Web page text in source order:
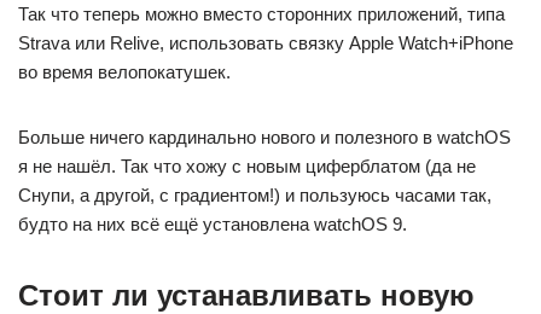
Так что теперь можно вместо сторонних приложений, типа
Strava или Relive, использовать связку Apple Watch+iPhone
во время велопокатушек.
Больше ничего кардинально нового и полезного в watchOS
я не нашёл. Так что хожу с новым циферблатом (да не
Снупи, а другой, с градиентом!) и пользуюсь часами так,
будто на них всё ещё установлена watchOS 9.
Cтоит ли устанавливать новую